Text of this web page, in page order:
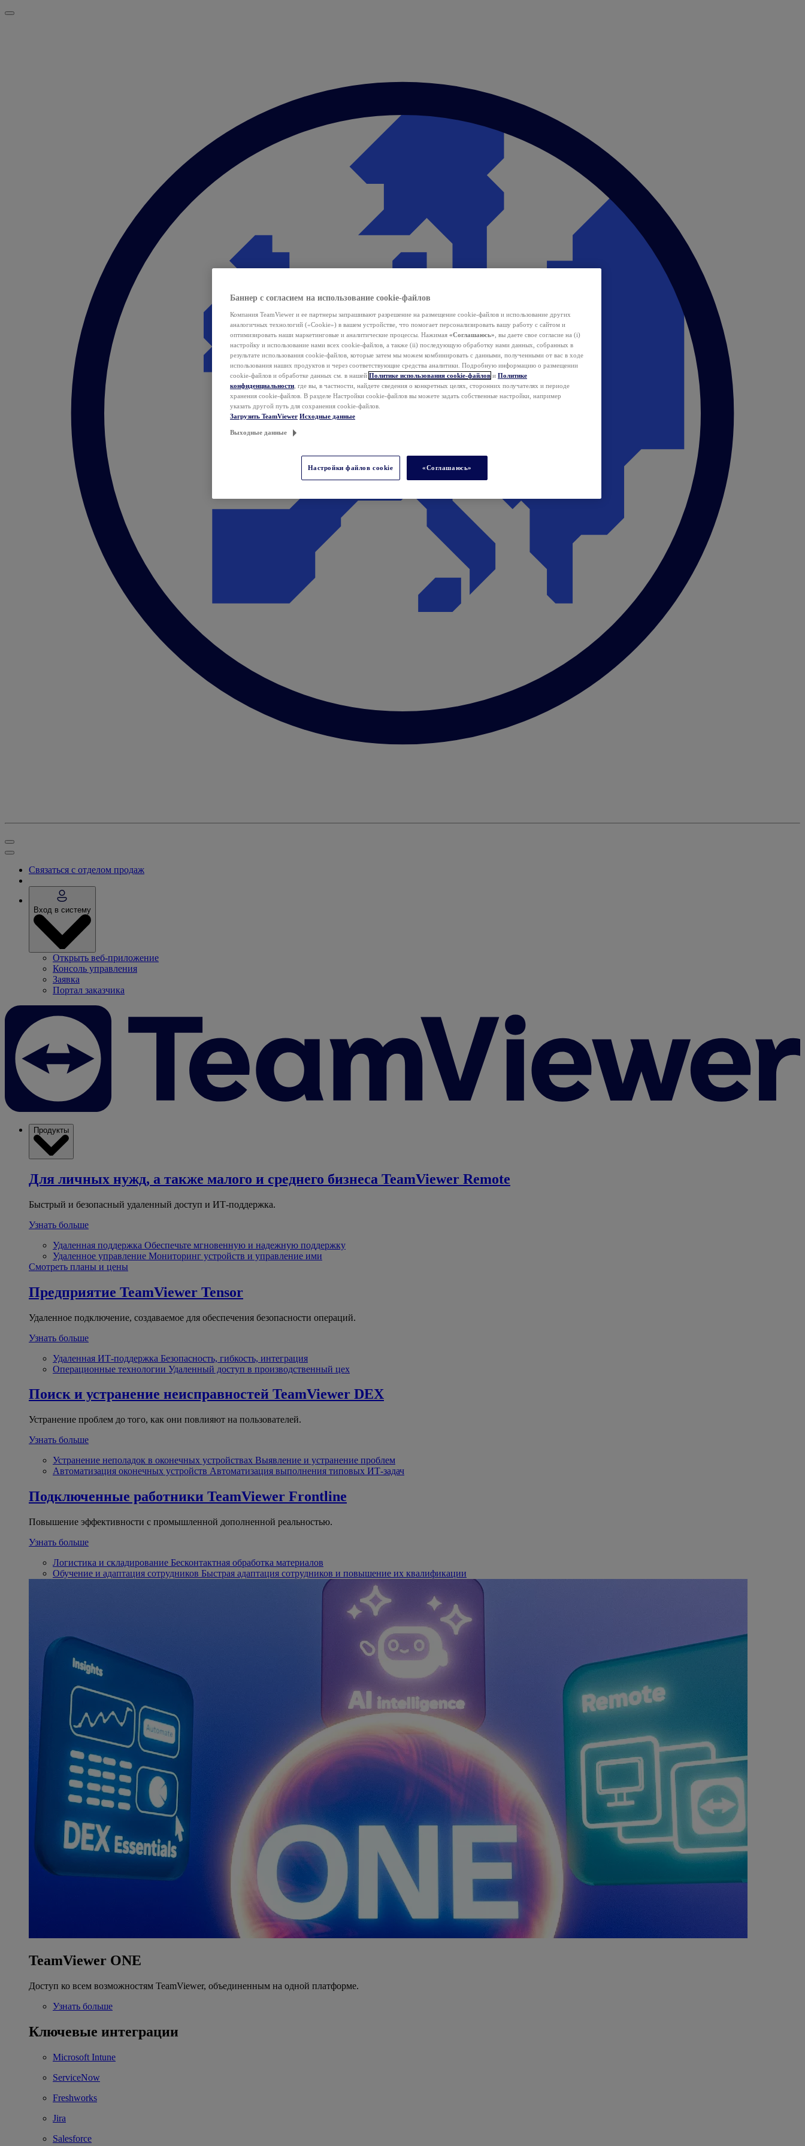
Связаться с отделом продаж
Вход в систему
Открыть веб-приложение
Консоль управления
Заявка
Портал заказчика
Продукты
Для личных нужд, а также малого и среднего бизнеса TeamViewer Remote
Быстрый и безопасный удаленный доступ и ИТ-поддержка.
Узнать больше
Удаленная поддержка Обеспечьте мгновенную и надежную поддержку
Удаленное управление Мониторинг устройств и управление ими
Смотреть планы и цены
Предприятие TeamViewer Tensor
Удаленное подключение, создаваемое для обеспечения безопасности операций.
Узнать больше
Удаленная ИТ-поддержка Безопасность, гибкость, интеграция
Операционные технологии Удаленный доступ в производственный цех
Поиск и устранение неисправностей TeamViewer DEX
Устранение проблем до того, как они повлияют на пользователей.
Узнать больше
Устранение неполадок в оконечных устройствах Выявление и устранение проблем
Автоматизация оконечных устройств Автоматизация выполнения типовых ИТ-задач
Подключенные работники TeamViewer Frontline
Повышение эффективности с промышленной дополненной реальностью.
Узнать больше
Логистика и складирование Бесконтактная обработка материалов
Обучение и адаптация сотрудников Быстрая адаптация сотрудников и повышение их квалификации
TeamViewer ONE
Доступ ко всем возможностям TeamViewer, объединенным на одной платформе.
Узнать больше
Ключевые интеграции
Microsoft Intune
ServiceNow
Freshworks
Jira
Salesforce
Баннер с согласием на использование cookie-файлов
Компания TeamViewer и ее партнеры запрашивают разрешение на размещение cookie-файлов и использование других
аналогичных технологий («Cookie») в вашем устройстве, что помогает персонализировать вашу работу с сайтом и
оптимизировать наши маркетинговые и аналитические процессы. Нажимая «Соглашаюсь» , вы даете свое согласие на (i)
настройку и использование нами всех cookie-файлов, а также (ii) последующую обработку нами данных, собранных в
результате использования cookie-файлов, которые затем мы можем комбинировать с данными, полученными от вас в ходе
использования наших продуктов и через соответствующие средства аналитики. Подробную информацию о размещении
cookie-файлов и обработке данных см. в нашей Политике использования cookie-файлов и Политике
конфиденциальности , где вы, в частности, найдете сведения о конкретных целях, сторонних получателях и периоде
хранения cookie-файлов. В разделе Настройки cookie-файлов вы можете задать собственные настройки, например
указать другой путь для сохранения cookie-файлов.
Загрузить TeamViewer Исходные данные
Выходные данные
Настройки файлов cookie «Соглашаюсь»